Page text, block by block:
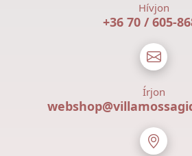
Hívjon
+36 70 / 605-
Írjon